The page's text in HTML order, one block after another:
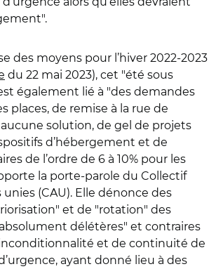
".
des moyens pour l’hiver 2022-2023
du 22 mai 2023), cet "été sous
également lié à "des demandes
places, de remise à la rue de
solution, de gel de projets
d’hébergement et de
de l’ordre de 6 à 10% pour les
la porte-parole du Collectif
(CAU). Elle dénonce des
" et de "rotation" des
absolument délétères" et contraires
et de continuité de
ayant donné lieu à des